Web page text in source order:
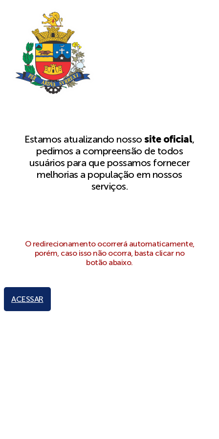
Estamos atualizando nossosite oficial,
pedimos a compreensão de todos
usuários para que possamos fornecer
melhorias a população em nossos
serviços.
O redirecionamento ocorrerá automaticamente,
porém, caso isso não ocorra, basta clicar no
botão abaixo.
ACESSAR